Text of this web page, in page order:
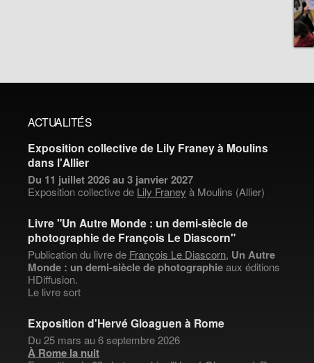
ACTUALITÉS
Exposition collective de Lily Franey à Moulins
dans l'Allier
Du 11 juillet 2026 au 3 janvier 2027
Exposition collective de Lily Franey à Moulins (Allier)
Livre "Un Autre Monde : un demi-siècle de
photographie de François Le Diascorn"
Publication du livre de François Le Diascorn, Un Autre
Monde : un demi-siècle de photographieaux éditions
HDiffusion.
Le livre sort
Exposition d'Hervé Gloaguen à Rome
Du 25 mars au 6 septembre 2026
À Rome la nuit